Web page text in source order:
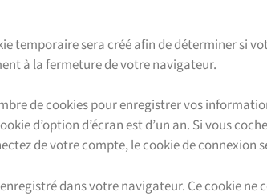
temporaire sera créé afin de déterminer si
à la fermeture de votre navigateur.
de cookies pour enregistrer vos
d’option d’écran est d’un an. Si vous
de votre compte, le cookie de connexion
dans votre navigateur. Ce cookie ne